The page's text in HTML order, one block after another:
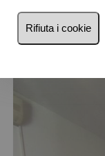
Rifiuta i cookie